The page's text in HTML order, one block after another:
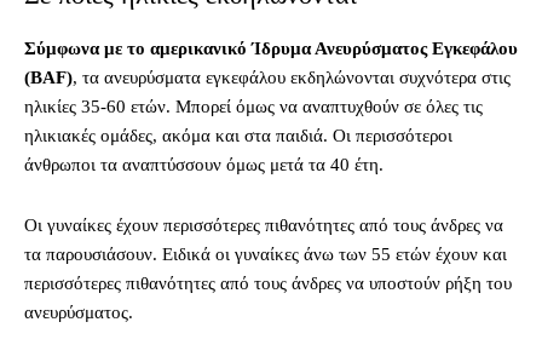
Σύμφωνα με το αμερικανικό Ίδρυμα Ανευρύσματος Εγκεφάλου
(BAF), τα ανευρύσματα εγκεφάλου εκδηλώνονται συχνότερα στις
ηλικίες 35-60 ετών. Μπορεί όμως να αναπτυχθούν σε όλες τις
ηλικιακές ομάδες, ακόμα και στα παιδιά. Οι περισσότεροι
άνθρωποι τα αναπτύσσουν όμως μετά τα 40 έτη.
Οι γυναίκες έχουν περισσότερες πιθανότητες από τους άνδρες να
τα παρουσιάσουν. Ειδικά οι γυναίκες άνω των 55 ετών έχουν και
περισσότερες πιθανότητες από τους άνδρες να υποστούν ρήξη του
ανευρύσματος.